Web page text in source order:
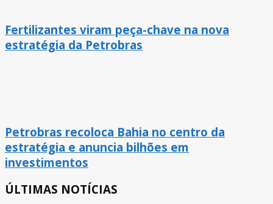
Fertilizantes viram peça-chave na nova
estratégia da Petrobras
Petrobras recoloca Bahia no centro da
estratégia e anuncia bilhões em
investimentos
ÚLTIMAS NOTÍCIAS